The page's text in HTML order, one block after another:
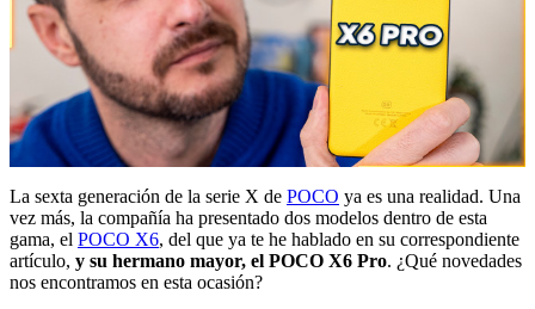
La sexta generación de la serie X de POCO ya es una realidad. Una
vez más, la compañía ha presentado dos modelos dentro de esta
gama, el POCO X6, del que ya te he hablado en su correspondiente
artículo, y su hermano mayor, el POCO X6 Pro. ¿Qué novedades
nos encontramos en esta ocasión?